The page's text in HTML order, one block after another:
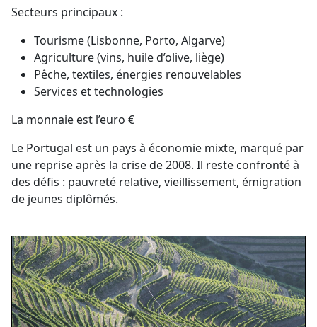
Secteurs principaux :
Tourisme (Lisbonne, Porto, Algarve)
Agriculture (vins, huile d’olive, liège)
Pêche, textiles, énergies renouvelables
Services et technologies
La monnaie est l’euro €
Le Portugal est un pays à économie mixte, marqué par
une reprise après la crise de 2008. Il reste confronté à
des défis : pauvreté relative, vieillissement, émigration
de jeunes diplômés.